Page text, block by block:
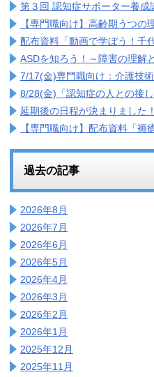
第３回 認知症サポーター養成
【専門職向け】高齢期うつの
配布資料「動画で学ぼう！千
ASDを知ろう！～障害の理解
7/17(金)専門職向け：介護技
8/28(金)「認知症の人との接
延期後の日程が決まりました
【専門職向け】配布資料「褥
過去の記事
2026年8月
2026年7月
2026年6月
2026年5月
2026年4月
2026年3月
2026年2月
2026年1月
2025年12月
2025年11月